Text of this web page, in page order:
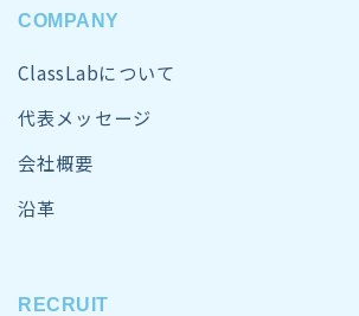
COMPANY
ClassLabについて
代表メッセージ
会社概要
沿革
RECRUIT